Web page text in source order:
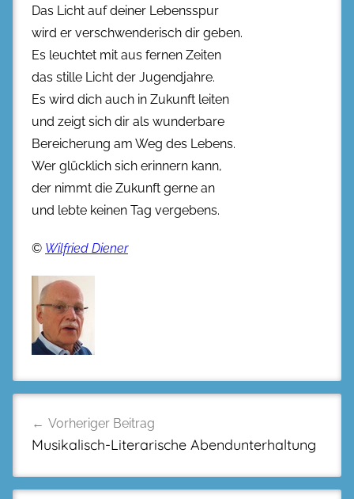
Das Licht auf deiner Lebensspur
wird er verschwenderisch dir geben.
Es leuchtet mit aus fernen Zeiten
das stille Licht der Jugendjahre.
Es wird dich auch in Zukunft leiten
und zeigt sich dir als wunderbare
Bereicherung am Weg des Lebens.
Wer glücklich sich erinnern kann,
der nimmt die Zukunft gerne an
und lebte keinen Tag vergebens.
© Wilfried Diener
Vorheriger Beitrag
Musikalisch-Literarische Abendunterhaltung